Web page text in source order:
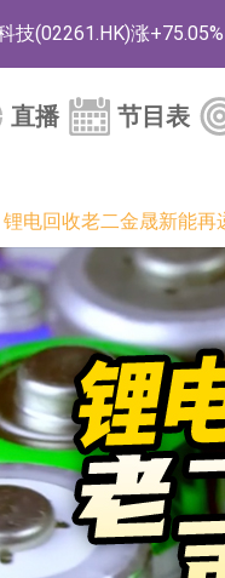
技(02261.HK)涨
(601015.CN)跌8.38%
公司正在开展增资对
速及国内晶圆厂扩产
股(08282.HK)跌16.39%
技集团股权(02993.HK)
放式指数证券投资基金8
港股通标的证券名单
直播 节目表
锂电回收老二金晟新能再